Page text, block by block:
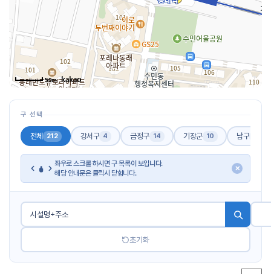
50m
구 선택
전체 212 강서구 4 금정구 14 기장군 10 남구
좌우로 스크롤 하시면 구 목록이 보입니다.
해당 안내문은 클릭시 닫힙니다.
✕
초기화